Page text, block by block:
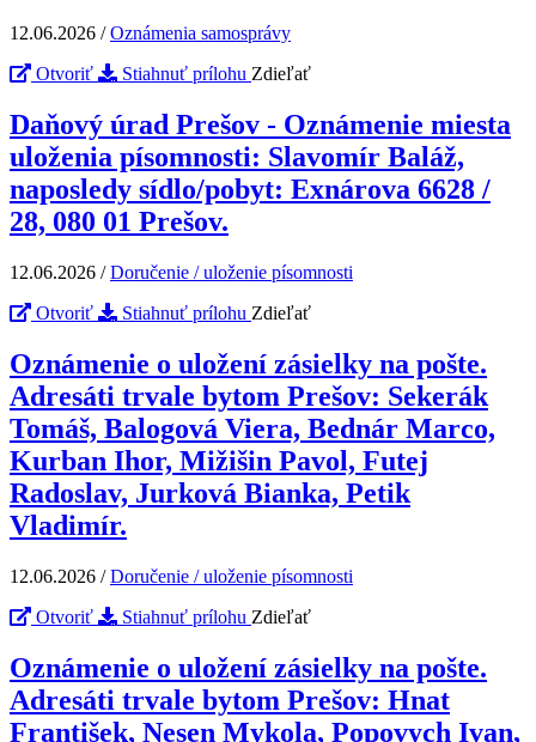
12.06.2026 /Oznámenia samosprávy
Otvoriť
Stiahnuť prílohu Zdieľať
Daňový úrad Prešov - Oznámenie miesta
uloženia písomnosti: Slavomír Baláž,
naposledy sídlo/pobyt: Exnárova 6628 /
28, 080 01 Prešov.
12.06.2026 /Doručenie / uloženie písomnosti
Otvoriť
Stiahnuť prílohu Zdieľať
Oznámenie o uložení zásielky na pošte.
Adresáti trvale bytom Prešov: Sekerák
Tomáš, Balogová Viera, Bednár Marco,
Kurban Ihor, Mižišin Pavol, Futej
Radoslav, Jurková Bianka, Petik
Vladimír.
12.06.2026 /Doručenie / uloženie písomnosti
Otvoriť
Stiahnuť prílohu Zdieľať
Oznámenie o uložení zásielky na pošte.
Adresáti trvale bytom Prešov: Hnat
František, Nesen Mykola, Popovych Ivan,